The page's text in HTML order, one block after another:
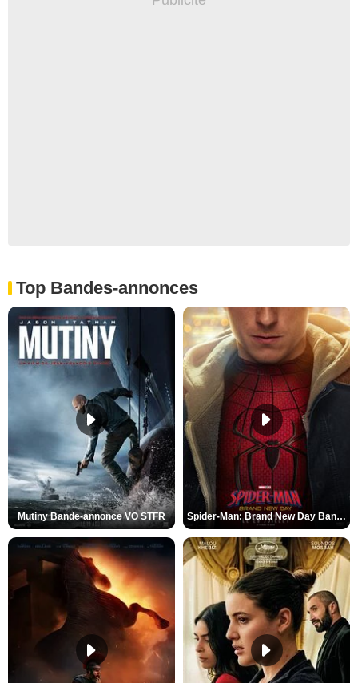
Top Bandes-annonces
Mutiny Bande-annonce VO STFR Spider-Man: Brand New Day Bande-annonce VO STFR